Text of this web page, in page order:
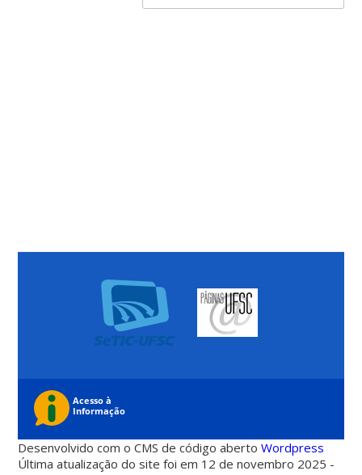
Desenvolvido com o CMS de código abertoWordpress
Última atualização do site foi em 12 de novembro 2025 -